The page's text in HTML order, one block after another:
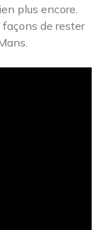
plus encore.
façons de rester